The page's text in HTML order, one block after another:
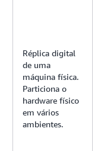
Réplica digital
de uma
máquina física.
Particiona o
hardware físico
em vários
ambientes.